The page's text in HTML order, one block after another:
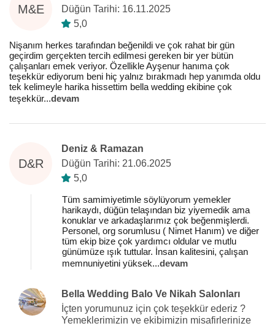
M&E
Düğün Tarihi: 16.11.2025
5,0
Nişanım herkes tarafından beğenildi ve çok rahat bir gün
geçirdim gerçekten tercih edilmesi gereken bir yer bütün
çalışanları emek veriyor. Özellikle Ayşenur hanıma çok
teşekkür ediyorum beni hiç yalnız bırakmadı hep yanımda oldu
tek kelimeyle harika hissettim bella wedding ekibine çok
teşekkür...devam
D&R
Deniz & Ramazan
Düğün Tarihi: 21.06.2025
5,0
Tüm samimiyetimle söylüyorum yemekler
harikaydı, düğün telaşından biz yiyemedik ama
konuklar ve arkadaşlarımız çok beğenmişlerdi.
Personel, org sorumlusu ( Nimet Hanım) ve diğer
tüm ekip bize çok yardımcı oldular ve mutlu
günümüze ışık tuttular. İnsan kalitesini, çalışan
memnuniyetini yüksek...devam
Bella Wedding Balo Ve Nikah Salonları
İçten yorumunuz için çok teşekkür ederiz ?
Yemeklerimizin ve ekibimizin misafirlerinize